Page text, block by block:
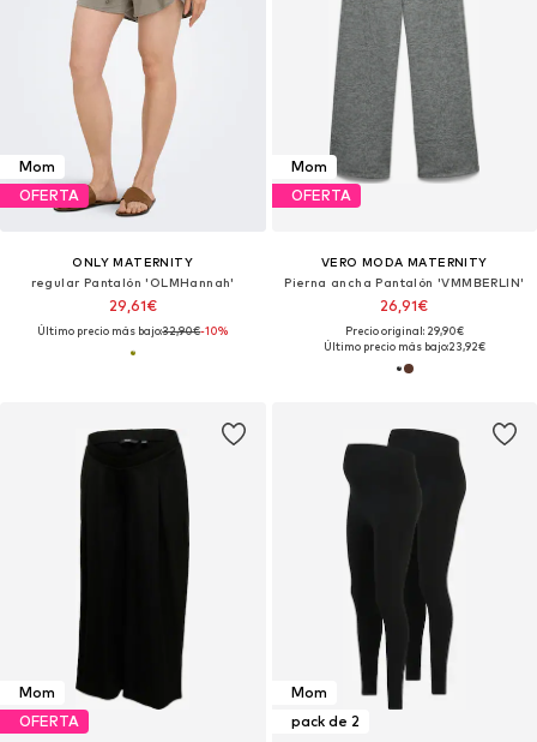
Mom
OFERTA
ONLY MATERNITY
regular Pantalón 'OLMHannah'
29,61€
Último precio más bajo:32,90€-10%
Mom
OFERTA
VERO MODA MATERNITY
Pierna ancha Pantalón 'VMMBERLIN'
26,91€
Precio original: 29,90€
Último precio más bajo:23,92€
Mom
OFERTA
Mom
pack de 2